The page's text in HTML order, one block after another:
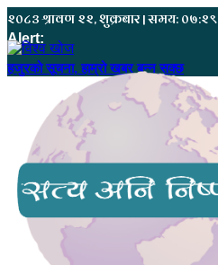
२०८३ श्रावण २२, शुक्रबार | समय: ०७:२९
Alert:
हजुरको सूचना, हाम्रो खबर बन्न सक्छ